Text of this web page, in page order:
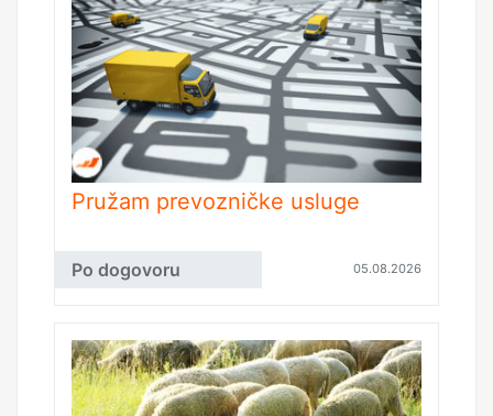
Pružam prevozničke usluge
Po dogovoru 05.08.2026